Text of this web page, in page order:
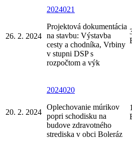
26. 2. 2024
2024021
Projektová dokumentácia
na stavbu: Výstavba
cesty a chodníka, Vrbiny
v stupni DSP s
rozpočtom a výk
20. 2. 2024
2024020
Oplechovanie múrikov
popri schodisku na
budove zdravotného
strediska v obci Boleráz